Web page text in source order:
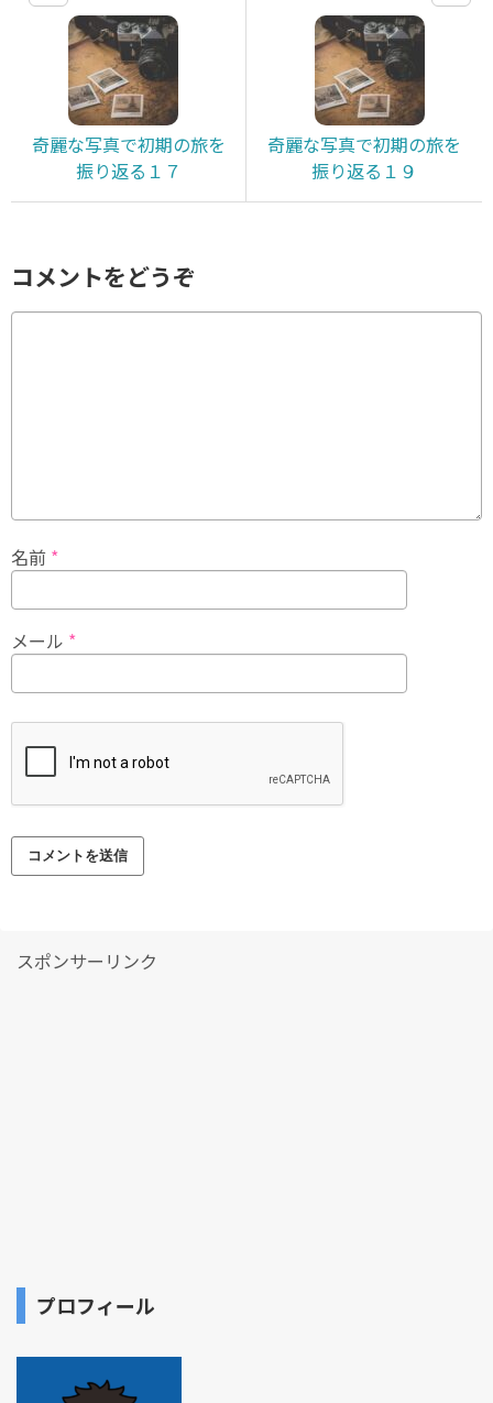
奇麗な写真で初期の旅を
振り返る１７
奇麗な写真で初期の旅を
振り返る１９
コメントをどうぞ
名前 *
メール *
スポンサーリンク
プロフィール